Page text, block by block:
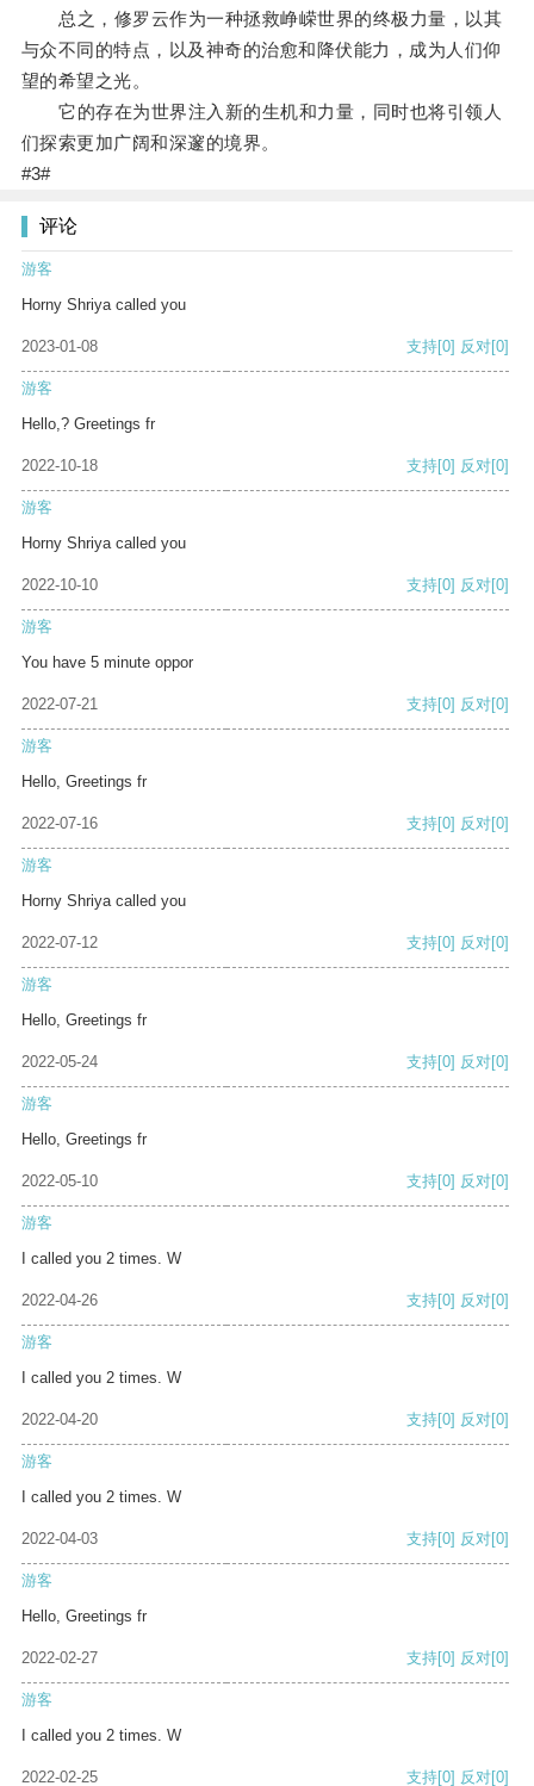
总之，修罗云作为一种拯救峥嵘世界的终极力量，以其
与众不同的特点，以及神奇的治愈和降伏能力，成为人们仰
望的希望之光。
它的存在为世界注入新的生机和力量，同时也将引领人
们探索更加广阔和深邃的境界。
#3#
评论
游客
Horny Shriya called you
2023-01-08 支持[0] 反对[0]
游客
Hello,? Greetings fr
2022-10-18 支持[0] 反对[0]
游客
Horny Shriya called you
2022-10-10 支持[0] 反对[0]
游客
You have 5 minute oppor
2022-07-21 支持[0] 反对[0]
游客
Hello, Greetings fr
2022-07-16 支持[0] 反对[0]
游客
Horny Shriya called you
2022-07-12 支持[0] 反对[0]
游客
Hello, Greetings fr
2022-05-24 支持[0] 反对[0]
游客
Hello, Greetings fr
2022-05-10 支持[0] 反对[0]
游客
I called you 2 times. W
2022-04-26 支持[0] 反对[0]
游客
I called you 2 times. W
2022-04-20 支持[0] 反对[0]
游客
I called you 2 times. W
2022-04-03 支持[0] 反对[0]
游客
Hello, Greetings fr
2022-02-27 支持[0] 反对[0]
游客
I called you 2 times. W
2022-02-25 支持[0] 反对[0]